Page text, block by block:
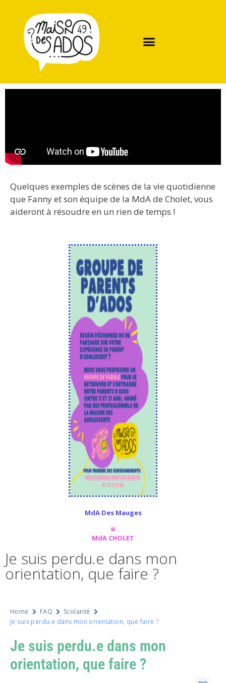
Quelques exemples de scènes de la vie quotidienne
que Fanny et son équipe de la MdA de Cholet, vous
aideront à résoudre en un rien de temps !
MdA Des Mauges
MdA CHOLET
Je suis perdu.e dans mon
orientation, que faire ?
Home FAQ
Scolarité
Je suis perdu.e dans mon orientation, que faire ?
Je suis perdu.e dans mon
orientation, que faire ?